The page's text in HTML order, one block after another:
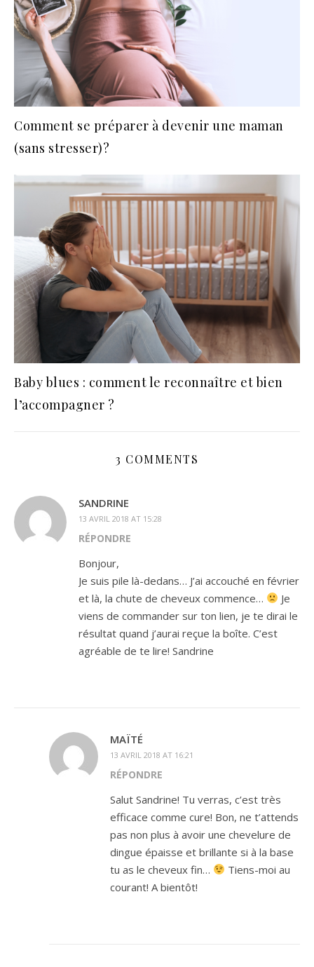
Comment se préparer à devenir une maman
(sans stresser)?
Baby blues : comment le reconnaître et bien
l’accompagner ?
3 COMMENTS
SANDRINE
13 AVRIL 2018 AT 15:28
RÉPONDRE
Bonjour,
Je suis pile là-dedans… J’ai accouché en février
et là, la chute de cheveux commence…
Je
viens de commander sur ton lien, je te dirai le
résultat quand j’aurai reçue la boîte. C’est
agréable de te lire! Sandrine
MAÏTÉ
13 AVRIL 2018 AT 16:21
RÉPONDRE
Salut Sandrine! Tu verras, c’est très
efficace comme cure! Bon, ne t’attends
pas non plus à avoir une chevelure de
dingue épaisse et brillante si à la base
tu as le cheveux fin…
Tiens-moi au
courant! A bientôt!